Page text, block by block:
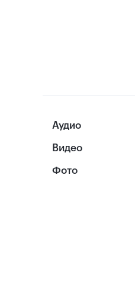
Аудио
Видео
Фото